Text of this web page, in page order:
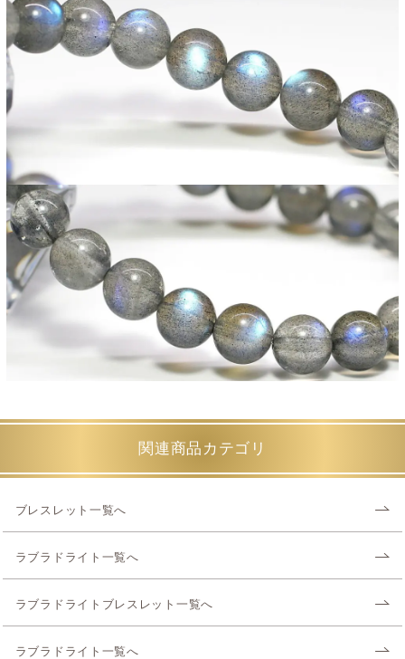
関連商品カテゴリ
ブレスレット一覧へ
ラブラドライト一覧へ
ラブラドライトブレスレット一覧へ
ラブラドライト一覧へ